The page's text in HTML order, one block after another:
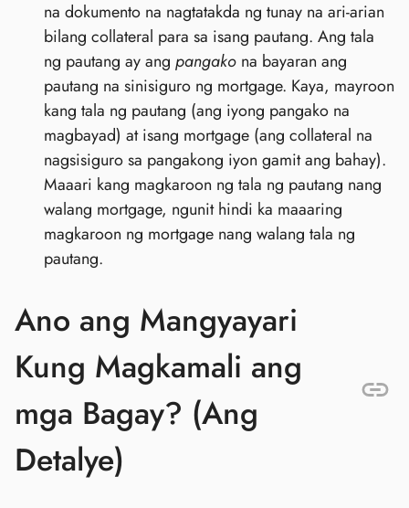
na dokumento na nagtatakda ng tunay na ari-arian
bilang collateral para sa isang pautang. Ang tala
ng pautang ay ang pangako na bayaran ang
pautang na sinisiguro ng mortgage. Kaya, mayroon
kang tala ng pautang (ang iyong pangako na
magbayad) at isang mortgage (ang collateral na
nagsisiguro sa pangakong iyon gamit ang bahay).
Maaari kang magkaroon ng tala ng pautang nang
walang mortgage, ngunit hindi ka maaaring
magkaroon ng mortgage nang walang tala ng
pautang.
Ano ang Mangyayari
Kung Magkamali ang
mga Bagay? (Ang
Detalye)